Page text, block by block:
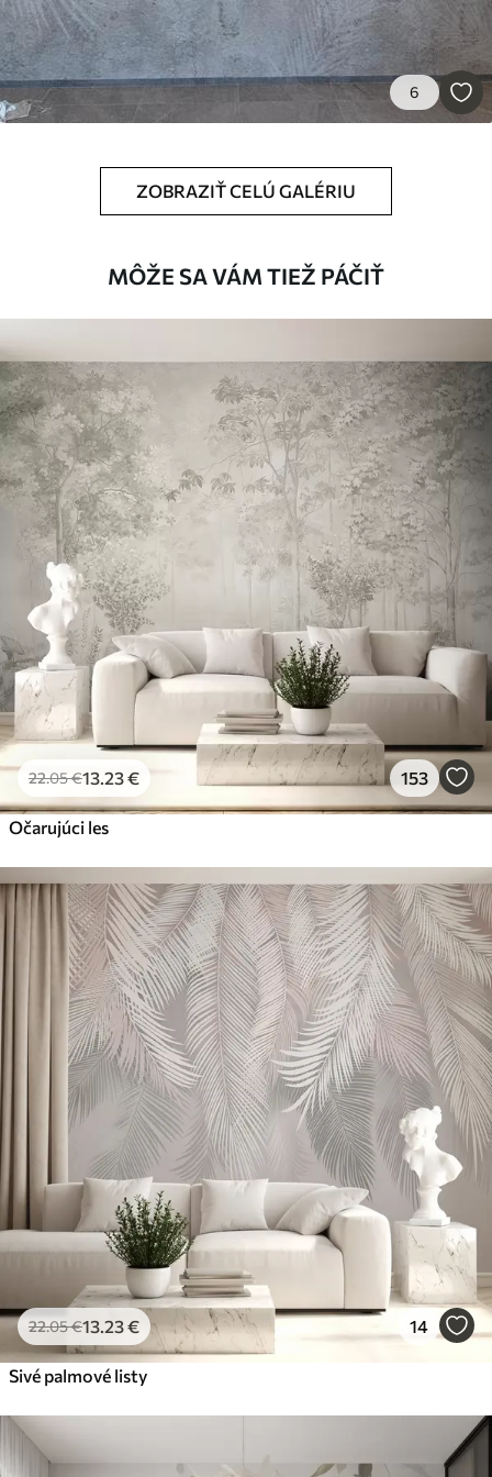
56.6734 .00 /m²
Prémiový vinyl
65 39 /m²
Peel and Stick
/m²
6
ZOBRAZIŤ CELÚ GALÉRIU
MÔŽE SA VÁM TIEŽ PÁČIŤ
22.05€13 .23€ 153
Očarujúci les
22.05€13 .23€ 14
Sivé palmové listy